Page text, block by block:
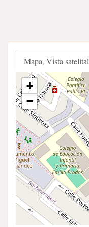
Mapa, Vista satelital
+
−